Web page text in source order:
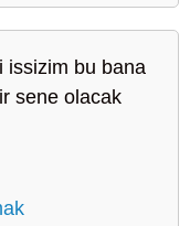
issizim bu bana
sene olacak